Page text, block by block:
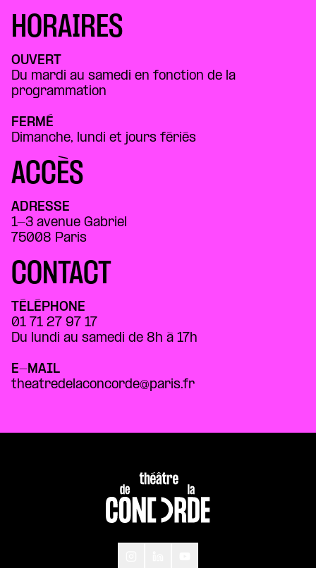
HORAIRES
OUVERT
Du mardi au samedi en fonction de la
programmation
FERMÉ
Dimanche, lundi et jours fériés
ACCÈS
ADRESSE
1-3 avenue Gabriel
75008 Paris
CONTACT
TÉLÉPHONE
01 71 27 97 17
Du lundi au samedi de 8h à 17h
E-MAIL
theatredelaconcorde@paris.fr